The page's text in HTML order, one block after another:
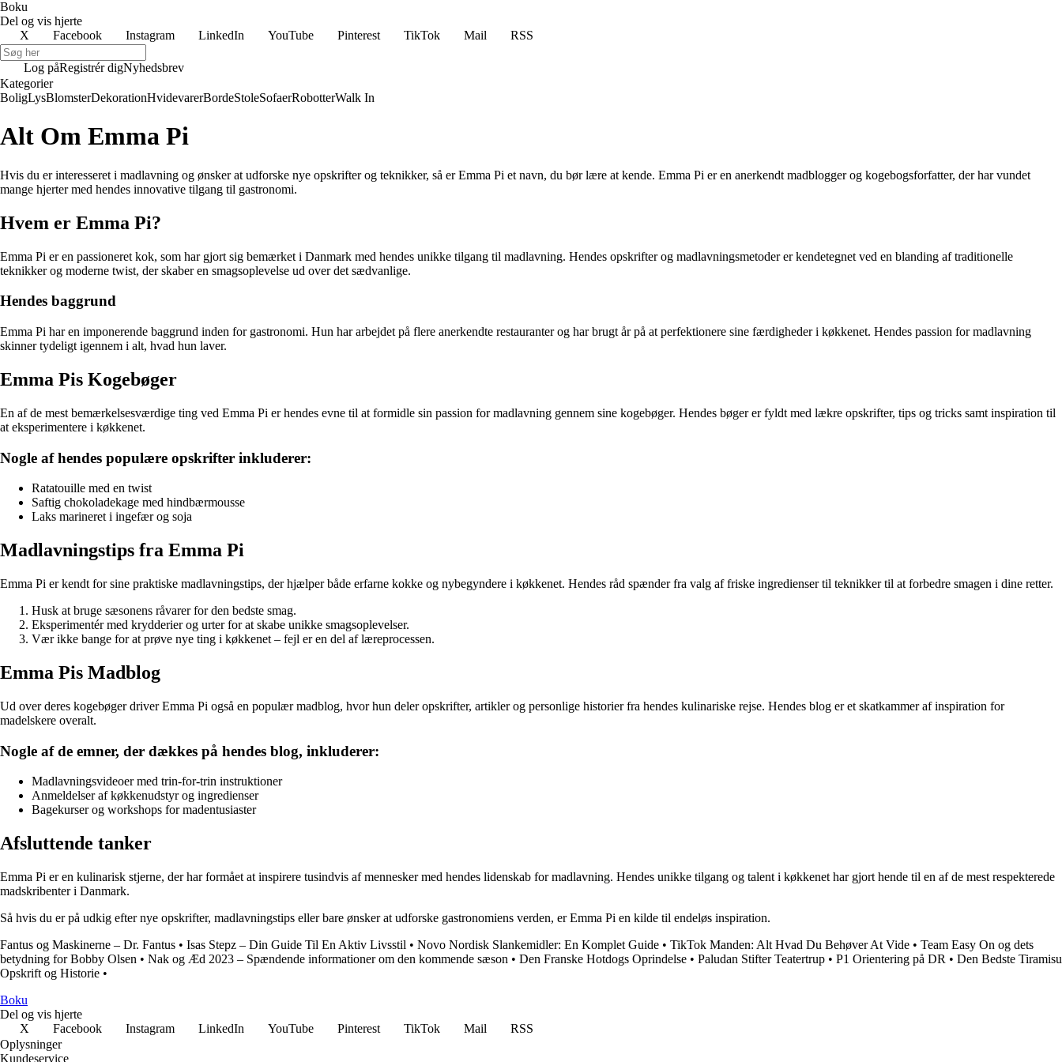
Boku
Del og vis hjerte
X
Facebook Instagram LinkedIn YouTube Pinterest TikTok Mail RSS
Log påRegistrér digNyhedsbrev
Kategorier
BoligLysBlomsterDekorationHvidevarerBordeStoleSofaerRobotterWalk In
Alt Om Emma Pi
Hvis du er interesseret i madlavning og ønsker at udforske nye opskrifter og teknikker, så er Emma Pi et navn, du bør lære at kende. Emma Pi er en anerkendt madblogger og kogebogsforfatter, der har vundet
mange hjerter med hendes innovative tilgang til gastronomi.
Hvem er Emma Pi?
Emma Pi er en passioneret kok, som har gjort sig bemærket i Danmark med hendes unikke tilgang til madlavning. Hendes opskrifter og madlavningsmetoder er kendetegnet ved en blanding af traditionelle
teknikker og moderne twist, der skaber en smagsoplevelse ud over det sædvanlige.
Hendes baggrund
Emma Pi har en imponerende baggrund inden for gastronomi. Hun har arbejdet på flere anerkendte restauranter og har brugt år på at perfektionere sine færdigheder i køkkenet. Hendes passion for madlavning
skinner tydeligt igennem i alt, hvad hun laver.
Emma Pis Kogebøger
En af de mest bemærkelsesværdige ting ved Emma Pi er hendes evne til at formidle sin passion for madlavning gennem sine kogebøger. Hendes bøger er fyldt med lækre opskrifter, tips og tricks samt inspiration til
at eksperimentere i køkkenet.
Nogle af hendes populære opskrifter inkluderer:
Ratatouille med en twist
Saftig chokoladekage med hindbærmousse
Laks marineret i ingefær og soja
Madlavningstips fra Emma Pi
Emma Pi er kendt for sine praktiske madlavningstips, der hjælper både erfarne kokke og nybegyndere i køkkenet. Hendes råd spænder fra valg af friske ingredienser til teknikker til at forbedre smagen i dine retter.
Husk at bruge sæsonens råvarer for den bedste smag.
Eksperimentér med krydderier og urter for at skabe unikke smagsoplevelser.
Vær ikke bange for at prøve nye ting i køkkenet – fejl er en del af læreprocessen.
Emma Pis Madblog
Ud over deres kogebøger driver Emma Pi også en populær madblog, hvor hun deler opskrifter, artikler og personlige historier fra hendes kulinariske rejse. Hendes blog er et skatkammer af inspiration for
madelskere overalt.
Nogle af de emner, der dækkes på hendes blog, inkluderer:
Madlavningsvideoer med trin-for-trin instruktioner
Anmeldelser af køkkenudstyr og ingredienser
Bagekurser og workshops for madentusiaster
Afsluttende tanker
Emma Pi er en kulinarisk stjerne, der har formået at inspirere tusindvis af mennesker med hendes lidenskab for madlavning. Hendes unikke tilgang og talent i køkkenet har gjort hende til en af de mest respekterede
madskribenter i Danmark.
Så hvis du er på udkig efter nye opskrifter, madlavningstips eller bare ønsker at udforske gastronomiens verden, er Emma Pi en kilde til endeløs inspiration.
Fantus og Maskinerne – Dr. Fantus • Isas Stepz – Din Guide Til En Aktiv Livsstil • Novo Nordisk Slankemidler: En Komplet Guide • TikTok Manden: Alt Hvad Du Behøver At Vide • Team Easy On og dets
betydning for Bobby Olsen • Nak og Æd 2023 – Spændende informationer om den kommende sæson • Den Franske Hotdogs Oprindelse • Paludan Stifter Teatertrup • P1 Orientering på DR • Den Bedste Tiramisu
Opskrift og Historie •
Boku
Del og vis hjerte
X
Facebook Instagram LinkedIn YouTube Pinterest TikTok Mail
RSS
Oplysninger
Kundeservice